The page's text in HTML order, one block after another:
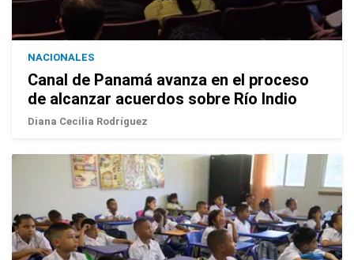
NACIONALES
Canal de Panamá avanza en el proceso
de alcanzar acuerdos sobre Río Indio
Diana Cecilia Rodríguez